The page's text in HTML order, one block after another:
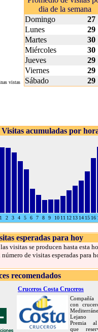
vistas
dia de la semana
Domingo
27
Lunes
29
Martes
30
Miércoles
30
Jueves
29
Viernes
29
Sábado
29
Visitas acumuladas por
1 2 3 4 5 6 7 8 9 10 11 12 13 14 15 16
esperadas para hoy
visitas se producen hasta esta
de visitas esperadas para
recomendados
Cruceros Costa Cruceros
con
Lejano
Premia
que